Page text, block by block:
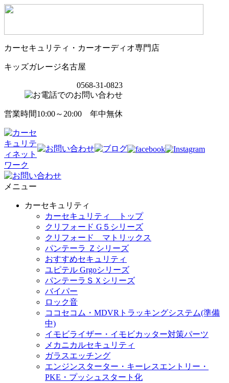
カーセキュリティ・カーオーディオ専門店
キッズガレージ名古屋
0568-31-0823
営業時間10:00～20:00 年中無休
メニュー
カーセキュリティ
カーセキュリティ トップ
クリフォード G５シリーズ
クリフォード マトリックス
パンテーラ Ｚシリーズ
おすすめセキュリティ
ユピテル Grgoシリーズ
パンテーラＳＸシリーズ
バイパー
ロック音
ココセコム・MDVRトラッキングシステム(準備
中)
イモビライザー・イモビカッター対策パーツ
メカニカルセキュリティ
ガラスエッチング
エンジンスターター・キーレスエントリー・
PKE・プッシュスタート化